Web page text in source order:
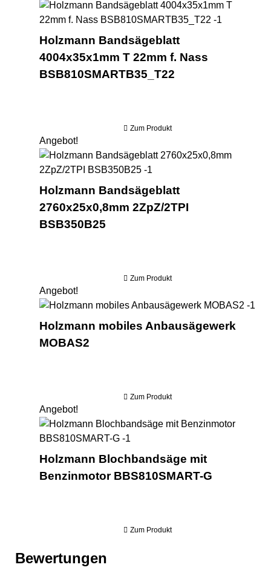
Holzmann Bandsägeblatt
4004x35x1mm T 22mm f. Nass
BSB810SMARTB35_T22
Zum Produkt
Angebot!
Holzmann Bandsägeblatt
2760x25x0,8mm 2ZpZ/2TPI
BSB350B25
Zum Produkt
Angebot!
Holzmann mobiles Anbausägewerk
MOBAS2
Zum Produkt
Angebot!
Holzmann Blochbandsäge mit
Benzinmotor BBS810SMART-G
Zum Produkt
Bewertungen